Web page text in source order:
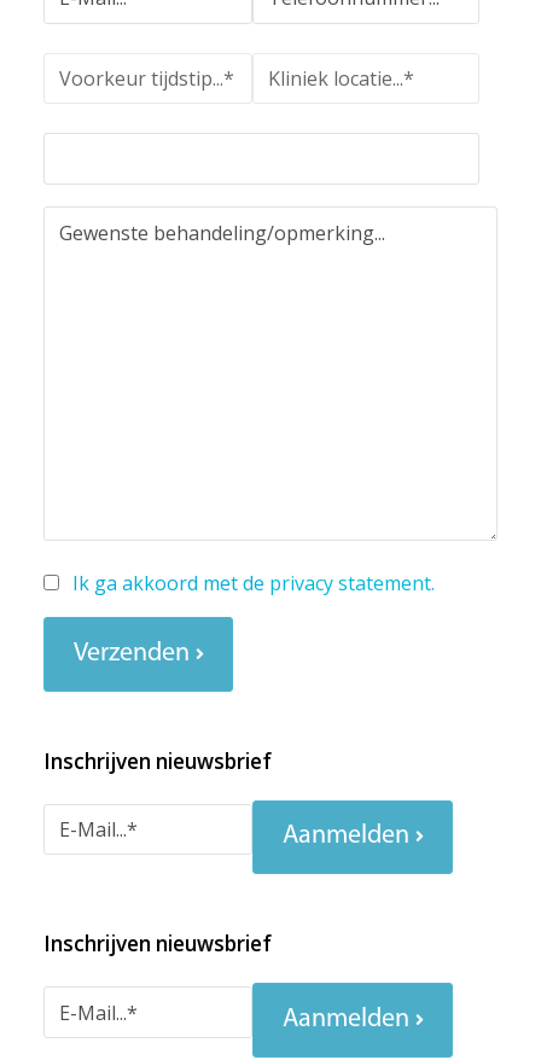
Ik ga akkoord met de privacy statement.
Verzenden
Inschrijven nieuwsbrief
Aanmelden
Inschrijven nieuwsbrief
Aanmelden